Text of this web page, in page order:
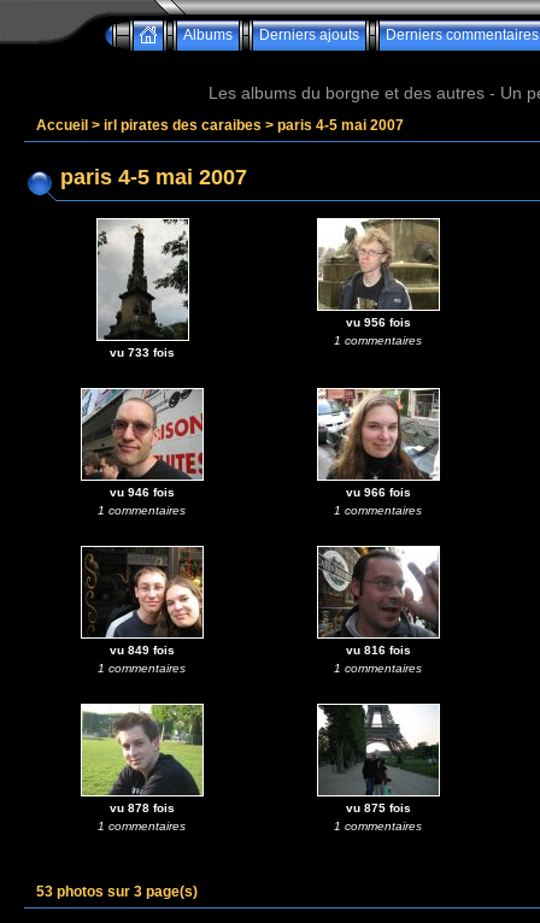
Albums Derniers ajouts Derniers commentaires
Les albums du borgne et des autres - Un
Accueil > irl pirates des caraibes > paris 4-5 mai 2007
paris 4-5 mai 2007
vu 733 fois
vu 956 fois
1 commentaires
vu 946 fois
1 commentaires
vu 966 fois
1 commentaires
vu 849 fois
1 commentaires
vu 816 fois
1 commentaires
vu 878 fois
1 commentaires
vu 875 fois
1 commentaires
53 photos sur 3 page(s)